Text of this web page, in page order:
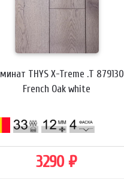
THYS X-Treme .T 879130
French Oak white
3290 ₽